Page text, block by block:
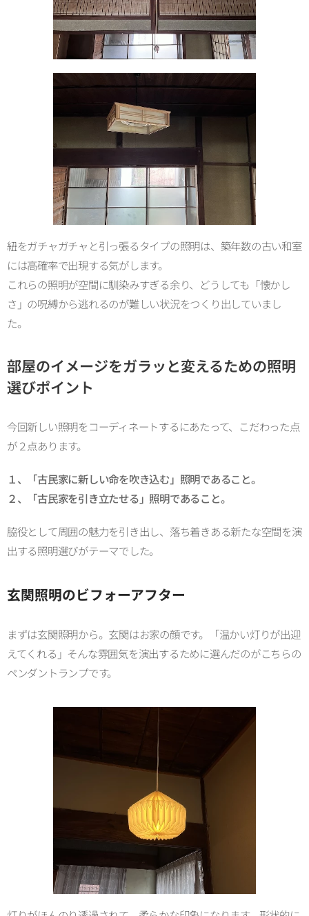
紐をガチャガチャと引っ張るタイプの照明は、築年数の古い和室
には高確率で出現する気がします。
これらの照明が空間に馴染みすぎる余り、どうしても「懐かし
さ」の呪縛から逃れるのが難しい状況をつくり出していまし
た。
部屋のイメージをガラッと変えるための照明
選びポイント
今回新しい照明をコーディネートするにあたって、こだわった点
が２点あります。
１、「古民家に新しい命を吹き込む」照明であること。
２、「古民家を引き立たせる」照明であること。
脇役として周囲の魅力を引き出し、落ち着きある新たな空間を演
出する照明選びがテーマでした。
玄関照明のビフォーアフター
まずは玄関照明から。玄関はお家の顔です。「温かい灯りが出迎
えてくれる」そんな雰囲気を演出するために選んだのがこちらの
ペンダントランプです。